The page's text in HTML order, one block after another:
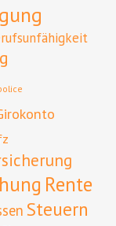
Rente
Steuern